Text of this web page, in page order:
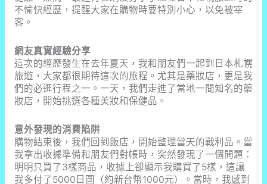
不愉快經歷，提醒大家在購物時要特別小心，以免被宰
客。
網友真實經驗分享
這次的經歷發生在去年夏天，我和朋友們一起到日本札幌
旅遊，大家都很期待這次的旅程。尤其是藥妝店，更是我
們的必逛行程之一。一天，我們走進了當地一間知名的藥
妝店，開始挑選各種美妝和保健品。
意外發現的消費陷阱
購物結束後，我們回到飯店，開始整理當天的戰利品。當
我拿出收據準備和朋友們對帳時，突然發現了一個問題：
明明只買了3樣商品，收據上卻顯示我購買了5樣，這讓
我多付了5000日圓（約新台幣1000元）。當時，我感到